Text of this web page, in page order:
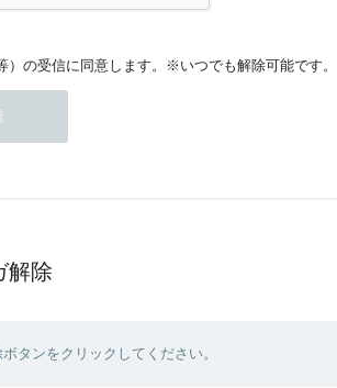
の受信に同意します。※いつでも解除可能です。
解除
タンをクリックしてください。